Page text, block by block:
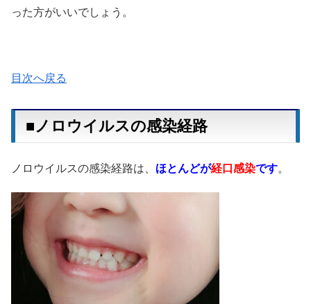
った方がいいでしょう。
目次へ戻る
■ノロウイルスの感染経路
ノロウイルスの感染経路は、 ほとんどが経口感染です。